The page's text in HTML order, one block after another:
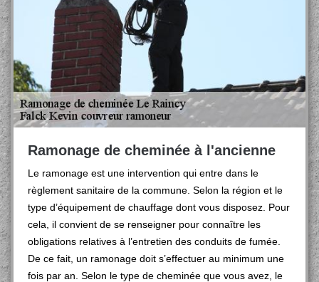
Ramonage de cheminée à l'ancienne
Le ramonage est une intervention qui entre dans le
règlement sanitaire de la commune. Selon la région et le
type d’équipement de chauffage dont vous disposez. Pour
cela, il convient de se renseigner pour connaître les
obligations relatives à l’entretien des conduits de fumée.
De ce fait, un ramonage doit s’effectuer au minimum une
fois par an. Selon le type de cheminée que vous avez, le